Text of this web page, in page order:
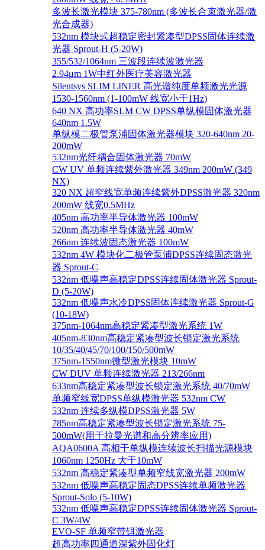
多波长激光模块 375-780nm (多波长合束激光器/激
光合成器)
532nm 模块式超稳定密封紧凑型DPSS固体连续激
光器 Sprout-H (5-20W)
355/532/1064nm 三波段连续波激光器
2.94μm 1W中红外医疗美容激光器
Silentsys SLIM LINER 高光谱纯度单频激光光源
1530-1560nm (1-100mW 线宽小于1Hz)
640 NX 高功率SLM CW DPSS单纵模固体激光器
640nm 1.5W
单纵模二极管泵浦固体激光器模块 320-640nm 20-
200mW
532nm光纤耦合固体激光器 70mW
CW UV 单频连续紫外激光器 349nm 200mW (349
NX)
320 NX 超窄线宽单频连续紫外DPSS激光器 320nm
200mW 线宽0.5MHz
405nm 高功率半导体激光器 100mW
520nm 高功率半导体激光器 40mW
266nm 连续波固态激光器 100mW
532nm 4W 模块化二极管泵浦DPSS连续固态激光
器 Sprout-C
532nm 低噪声高稳定DPSS连续固体激光器 Sprout-
D (5-20W)
532nm 低噪声水冷DPSS固体连续激光器 Sprout-G
(10-18W)
375nm-1064nm高稳定紧凑型激光系统 1W
405nm-830nm高稳定紧凑型波长锁定激光系统
10/35/40/45/70/100/150/500mW
375nm-1550nm微型激光模块 10mW
CW DUV 单频连续激光器 213/266nm
633nm高稳定紧凑型波长锁定激光系统 40/70mW
单频窄线宽DPSS单纵模激光器 532nm CW
532nm 连续多纵模DPSS激光器 5W
785nm高稳定紧凑型波长锁定激光系统 75-
500mW(用于拉曼光谱和高分辨率应用)
AQA0600A 高相干单纵模连续波长扫描光源模块
1060nm 1250Hz 大于10mW
532nm 高稳定紧凑型单频窄线宽激光器 200mW
532nm 低噪声高稳定固态DPSS连续单频激光器
Sprout‐Solo (5-10W)
532nm 低噪声高稳定DPSS连续固体激光器 Sprout-
C 3W/4W
EVO-SF 单频窄带铒激光器
超高功率四通道深紫外固化灯